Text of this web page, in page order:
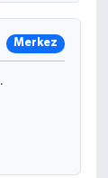
Merkez